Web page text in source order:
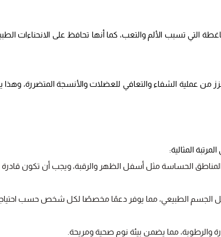
التي تسبب الألم والتعب، كما أنها تحافظ على الانحناءات
من عملية الشفاء والتعافي للعضلات والأنسجة المتضررة، وهذا
المثالية:
المناطق الحساسة مثل أسفل الظهر والرقبة، ويجب أن تكون
الجسم الطبيعي، مما يوفر دعمًا مخصصًا لكل شخص حسب
والرطوبة، مما يضمن بيئة نوم صحية ومريحة.